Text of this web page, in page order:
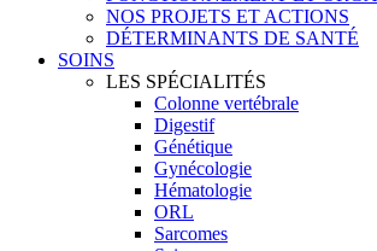
NOS PROJETS ET ACTIONS
DÉTERMINANTS DE SANTÉ
SOINS
LES SPÉCIALITÉS
Colonne vertébrale
Digestif
Génétique
Gynécologie
Hématologie
ORL
Sarcomes